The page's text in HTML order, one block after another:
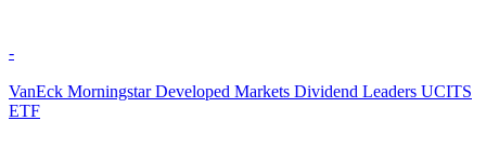
-
VanEck Morningstar Developed Markets Dividend Leaders UCITS
ETF